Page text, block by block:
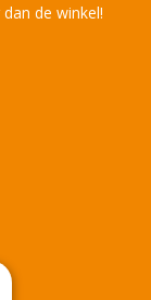
de winkel!